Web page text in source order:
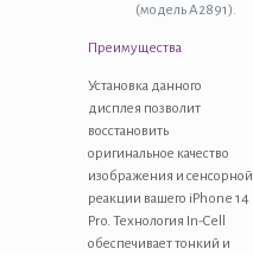
(модель A2891).
Преимущества
Установка данного
дисплея позволит
восстановить
оригинальное качество
изображения и сенсорной
реакции вашего iPhone 14
Pro. Технология In-Cell
обеспечивает тонкий и